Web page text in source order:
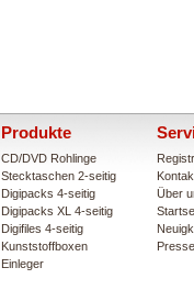
Produkte
CD/DVD Rohlinge
Stecktaschen 2-seitig
Digipacks 4-seitig
Digipacks XL 4-seitig
Digifiles 4-seitig
Kunststoffboxen
Einleger
Über